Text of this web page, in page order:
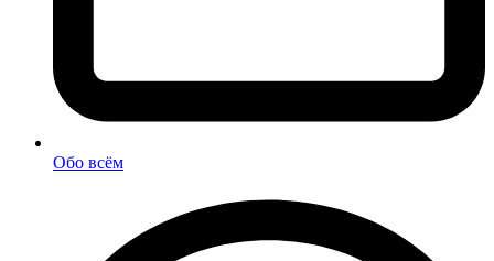
Обо всём